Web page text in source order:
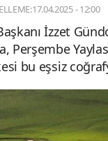
- 12:00
İzzet
Perşembe
bu eşsiz